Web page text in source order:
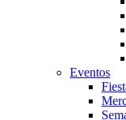
Eventos